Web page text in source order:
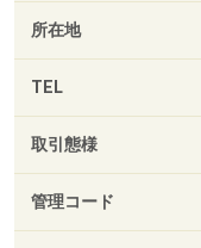
所在地
TEL
取引態様
管理コード